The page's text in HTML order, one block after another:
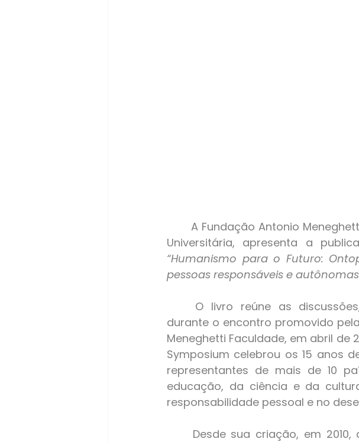
	A Fundação Antonio Meneghetti, em parceria com a Ontopsicológica Editora
Universitária, apresenta a
“Humanismo para o Futuro:
pessoas responsáveis e
durante o encontro promovido
Meneghetti Faculdade, em abril de
Symposium celebrou os 15 anos
representantes de mais de 10
educação, da ciência e da
responsabilidade pessoal e no